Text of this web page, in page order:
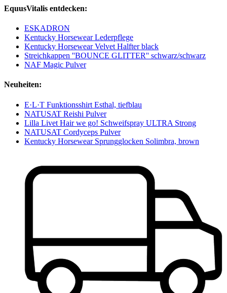
EquusVitalis entdecken:
ESKADRON
Kentucky Horsewear Lederpflege
Kentucky Horsewear Velvet Halfter black
Streichkappen ''BOUNCE GLITTER'' schwarz/schwarz
NAF Magic Pulver
Neuheiten:
E·L·T Funktionsshirt Esthal, tiefblau
NATUSAT Reishi Pulver
Lilla Livet Hair we go! Schweifspray ULTRA Strong
NATUSAT Cordyceps Pulver
Kentucky Horsewear Sprungglocken Solimbra, brown